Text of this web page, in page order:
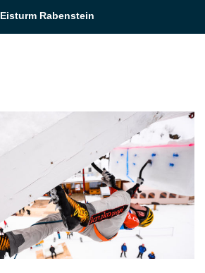
Eisturm Rabenstein